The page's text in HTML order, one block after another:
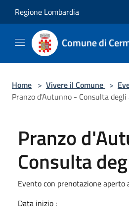
Regione Lombardia
Comune di
Home > Vivere il Comune >
Pranzo d'Autunno - Consulta degli
Pranzo
Consulta
Evento con prenotazione
Data inizio :